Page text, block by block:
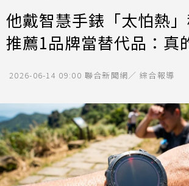
他戴智慧手錶「太怕熱
推薦1品牌當替代品：真
2026-06-14 09:00 聯合新聞網／ 綜合報導